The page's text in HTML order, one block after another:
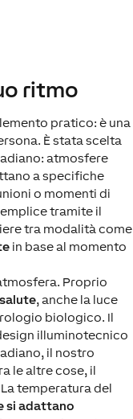
ritmo
pratico: è una
È stata scelta
atmosfere
a specifiche
o momenti di
tramite il
tra modalità come
in base al momento
Proprio
, anche la luce
biologico. Il
illuminotecnico
il nostro
le altre cose, il
temperatura del
si adattano